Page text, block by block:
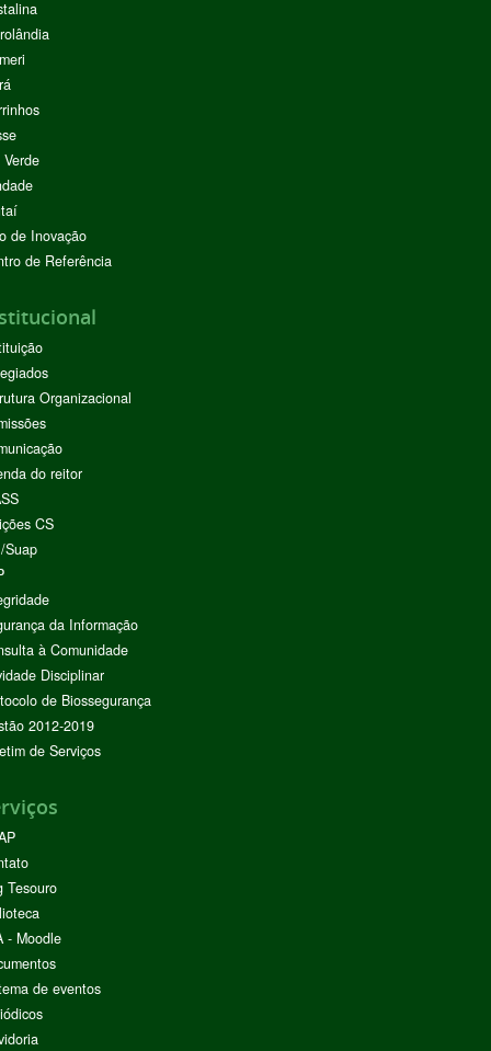
de Inovação
de Referência
Organizacional
do reitor
CS
Suap
da Informação
à Comunidade
Disciplinar
de Biossegurança
2012-2019
de Serviços
Tesouro
- Moodle
de eventos